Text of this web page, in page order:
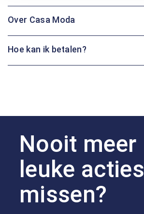
Over Casa Moda
Hoe kan ik betalen?
Nooit meer
leuke acties
missen?